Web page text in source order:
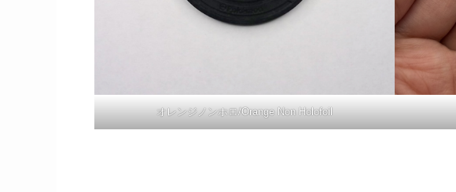
オレンジノンホロ/Orange Non Holofoil